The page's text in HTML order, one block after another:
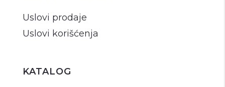
Uslovi prodaje
Uslovi korišćenja
KATALOG